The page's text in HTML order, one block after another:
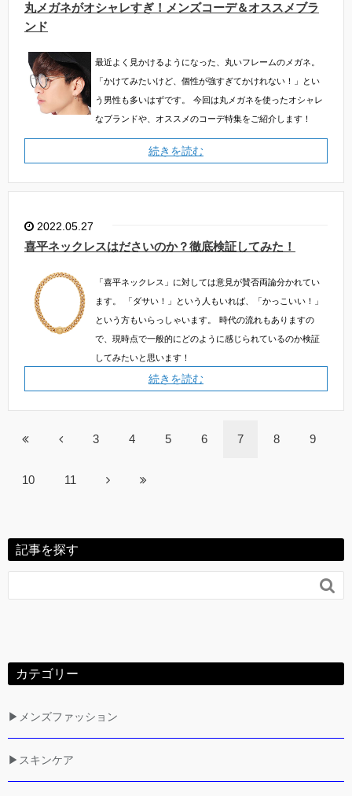
丸メガネがオシャレすぎ！メンズコーデ＆オススメブラ
ンド
最近よく見かけるようになった、丸いフレームのメガネ。
「かけてみたいけど、個性が強すぎてかけれない！」とい
う男性も多いはずです。
今回は丸メガネを使ったオシャレ
なブランドや、オススメのコーデ特集をご紹介します！
続きを読む
2022.05.27
喜平ネックレスはださいのか？徹底検証してみた！
「喜平ネックレス」に対しては意見が賛否両論分かれてい
ます。
「ダサい！」という人もいれば、「かっこいい！」
という方もいらっしゃいます。
時代の流れもありますの
で、現時点で一般的にどのように感じられているのか検証
してみたいと思います！
続きを読む
3 4 5 6 7 8 9
10 11
記事を探す

カテゴリー
▶メンズファッション
▶スキンケア